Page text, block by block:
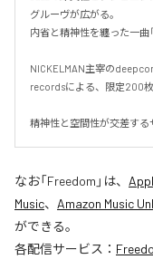
グルーヴが広がる。
内省と精神性を纏った一曲「
NICKELMAN主宰の
recordsによる、限定200枚
精神性と空間性が交差する
なお「Freedom 」は、
Music、 Amazon Music
ができる。
各配信サービス：